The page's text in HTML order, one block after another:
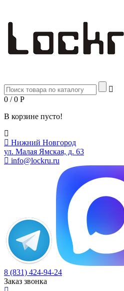
0 / 0 Р
В корзине пусто!
Нижний Новгород
ул. Малая Ямская, д. 63
info@lockru.ru
8 (831) 424-94-24
Заказ звонка